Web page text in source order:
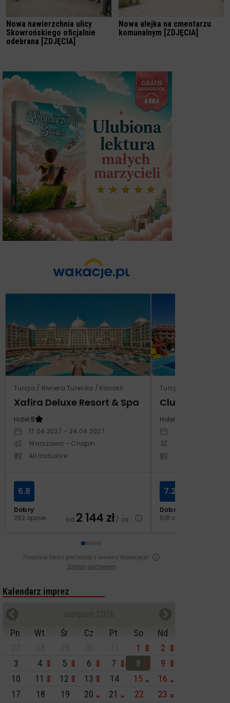
Nowa nawierzchnia ulicy
Skowrońskiego oficjalnie
odebrana [ZDJĘCIA]
Nowa alejka na cmentarzu
komunalnym [ZDJĘCIA]
Turcja / Riwiera Turecka / Konakli
Xafira Deluxe Resort & Spa
Hotel:5
17.04.2027 - 24.04.2027
Warszawa - Chopin
All Inclusive
Dobry
252 opinie
6.8
od 2 144 zł/ os.
Turcja / Riwiera
Club Side
Hotel:
Warszawa -
Dobry
518 opinii
7.2
Powyższe treści pochodzą z serwisu Wakacje.pl
Zostań partnerem
Kalendarz imprez
Pn
Wt Śr Cz Pt So
Nd
1
2
3
4 5 6 7 8
9
10
11 12 13 14 15
16
17
18 19 20 21 22
23